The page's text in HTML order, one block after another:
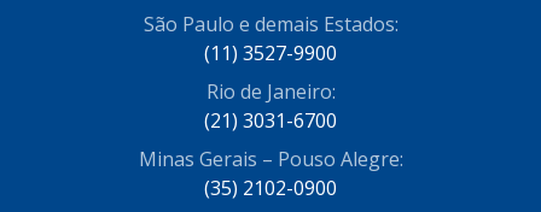
São Paulo e demais Estados:
(11) 3527-9900
Rio de Janeiro:
(21) 3031-6700
Minas Gerais – Pouso Alegre:
(35) 2102-0900